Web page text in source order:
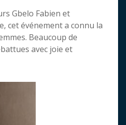
Gbelo Fabien et
cet événement a connu la
Beaucoup de
avec joie et